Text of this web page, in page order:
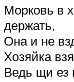
Морковь в
держать,
Она и не
Хозяйка
Ведь щи ез